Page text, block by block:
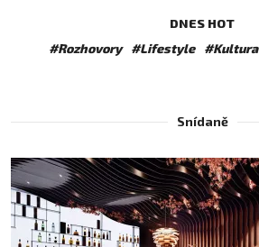
DNES HOT
#Rozhovory
#Lifestyle #Kultura
Snídaně